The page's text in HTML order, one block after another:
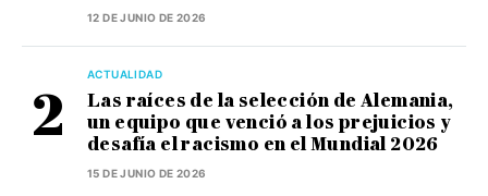
12 DE JUNIO DE 2026
ACTUALIDAD
Las raíces de la selección de Alemania,
un equipo que venció a los prejuicios y
desafía el racismo en el Mundial 2026
15 DE JUNIO DE 2026